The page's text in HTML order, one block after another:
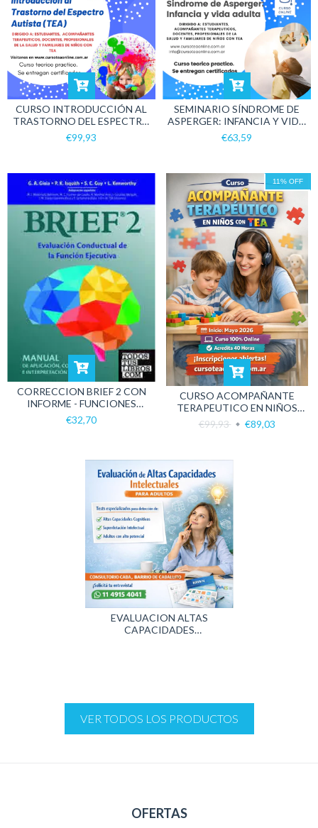
CURSO INTRODUCCIÓN AL
TRASTORNO DEL ESPECTRO
AUTISTA TEA
€99,93
SEMINARIO SÍNDROME DE
ASPERGER: INFANCIA Y VIDA
ADULTA.
€63,59
CORRECCION BRIEF 2 CON
INFORME - FUNCIONES
EJECUTIVAS
€32,70
11% OFF
CURSO ACOMPAÑANTE
TERAPEUTICO EN NIÑOS
CON AUTISMO
€99,93 €89,03
EVALUACION ALTAS
CAPACIDADES
VER TODOS LOS PRODUCTOS
OFERTAS